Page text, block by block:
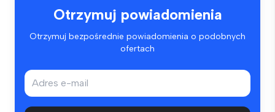
Otrzymuj powiadomienia
Otrzymuj bezpośrednie powiadomienia o podobnych
ofertach